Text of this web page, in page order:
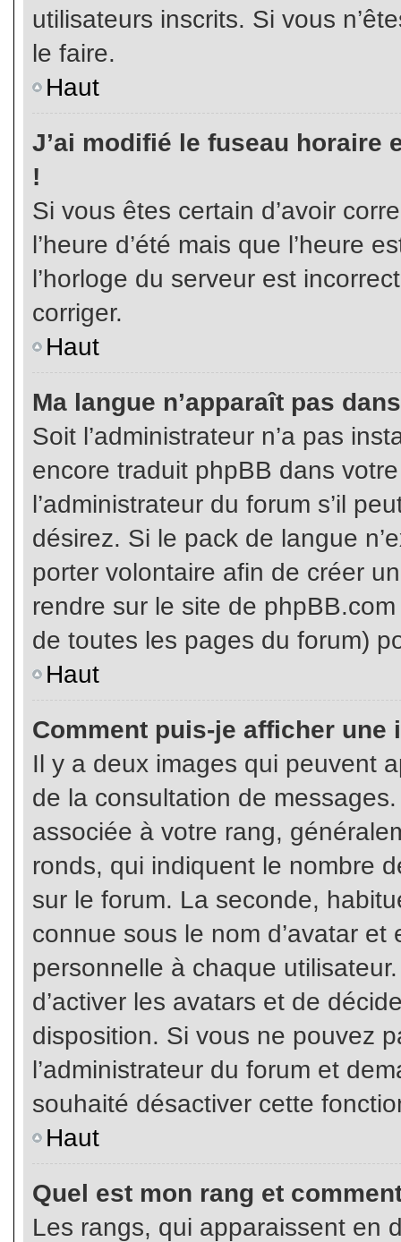
utilisateurs inscrits. Si vous
le faire.
Haut
J’ai modifié le fuseau horaire
!
Si vous êtes certain d’avoir
l’heure d’été mais que l’heure
l’horloge du serveur est
corriger.
Haut
Ma langue n’apparaît pas
Soit l’administrateur n’a pas
encore traduit phpBB dans
l’administrateur du forum s’il
désirez. Si le pack de langue
porter volontaire afin de créer
rendre sur le site de
de toutes les pages du forum)
Haut
Comment puis-je afficher une
Il y a deux images qui peuvent
de la consultation de
associée à votre rang,
ronds, qui indiquent le nombre
sur le forum. La seconde,
connue sous le nom d’avatar
personnelle à chaque
d’activer les avatars et de
disposition. Si vous ne pouvez
l’administrateur du forum et
souhaité désactiver cette
Haut
Quel est mon rang et
Les rangs, qui apparaissent en